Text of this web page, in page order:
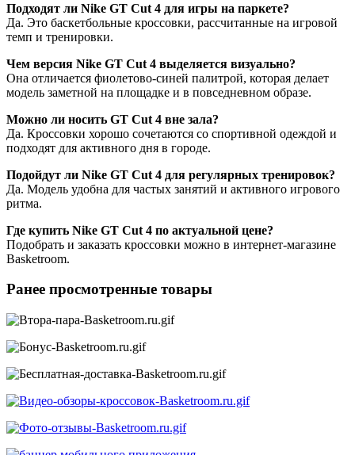
Подходят ли Nike GT Cut 4 для игры на паркете?
Да. Это баскетбольные кроссовки, рассчитанные на игровой
темп и тренировки.
Чем версия Nike GT Cut 4 выделяется визуально?
Она отличается фиолетово-синей палитрой, которая делает
модель заметной на площадке и в повседневном образе.
Можно ли носить GT Cut 4 вне зала?
Да. Кроссовки хорошо сочетаются со спортивной одеждой и
подходят для активного дня в городе.
Подойдут ли Nike GT Cut 4 для регулярных тренировок?
Да. Модель удобна для частых занятий и активного игрового
ритма.
Где купить Nike GT Cut 4 по актуальной цене?
Подобрать и заказать кроссовки можно в интернет-магазине
Basketroom.
Ранее просмотренные товары